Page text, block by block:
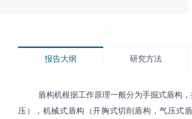
报告大纲 研究方法
盾构机根据工作原理一般分为手掘式盾构，
压），机械式盾构（开胸式切削盾构，气压式